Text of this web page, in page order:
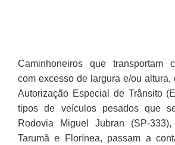
Caminhoneiros que transportam
com excesso de largura e/ou altura,
Autorização Especial de Trânsito
tipos de veículos pesados que
Rodovia Miguel Jubran (SP-
Tarumã e Florínea, passam a